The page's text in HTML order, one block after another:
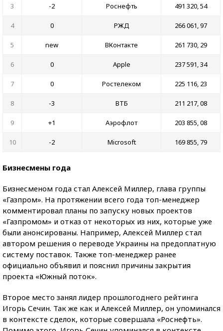
3 -2 Роснефть 491 320, 54
4 0 РЖД 266 061, 97
5 new ВКонтакте 261 730, 29
6 0 Apple 237 591, 34
7 0 Ростелеком 225 116, 23
8 -3 ВТБ 211 217, 08
9 +1 Аэрофлот 203 855, 08
10 -2 Microsoft 169 855, 79
Бизнесмены года
Бизнесменом года стал Алексей Миллер, глава группы
«Газпром». На протяжении всего года топ-менеджер
комментировал планы по запуску новых проектов
«Газпромом» и отказ от некоторых из них, которые уже
были анонсированы. Например, Алексей Миллер стал
автором решения о переводе Украины на предоплатную
систему поставок. Также топ-менеджер ранее
официально объявил и пояснил причины закрытия
проекта «Южный поток».
Второе место занял лидер прошлогоднего рейтинга
Игорь Сечин. Так же как и Алексей Миллер, он упоминался
в контексте сделок, которые совершала «Роснефть».